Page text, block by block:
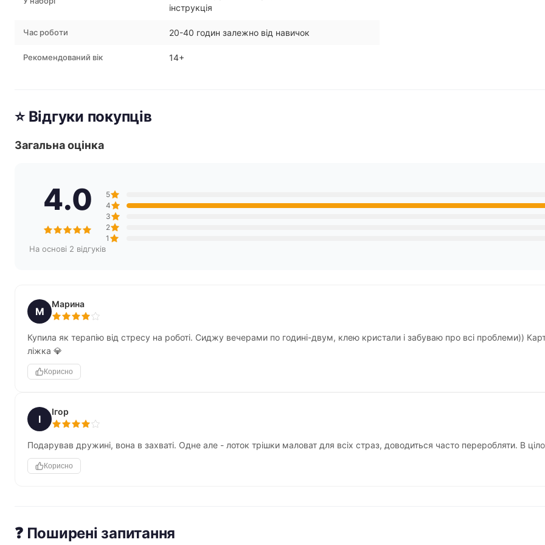
інструкція
Час роботи 20-40 годин залежно від навичок
Рекомендований вік 14+
⭐ Відгуки покупців
Загальна оцінка
4.0
На основі 2 відгуків
5
4
3
2
1
М
Марина
Купила як терапію від стресу на роботі. Сиджу вечерами по годині-двум, клею кристали і забуваю про всі проблеми))
ліжка 💎
Корисно
І
Ігор
Подарував дружині, вона в захваті. Одне але - лоток трішки маловат для всіх страз, доводиться часто переробляти. В
Корисно
❓ Поширені запитання